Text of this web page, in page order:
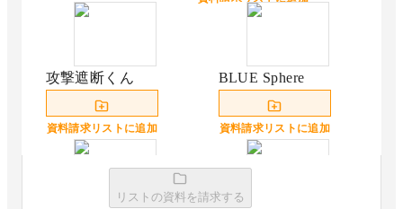
攻撃遮断くん
資料請求リストに追加
BLUE Sphere
資料請求リストに追加
リストの資料を請求する